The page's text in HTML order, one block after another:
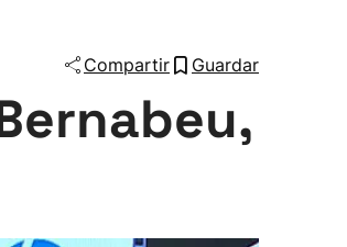
Compartir Guardar